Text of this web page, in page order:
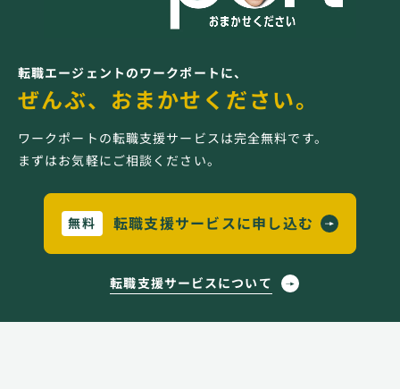
転職エージェントのワークポートに、
ぜんぶ、おまかせください。
ワークポートの転職支援サービスは完全無料です。
まずはお気軽にご相談ください。
無料 転職支援サービスに申し込む
転職支援サービスについて